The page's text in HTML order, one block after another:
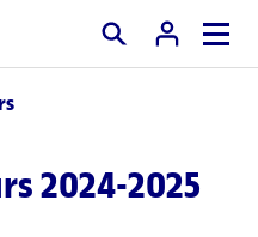
Cercar
2024-2025